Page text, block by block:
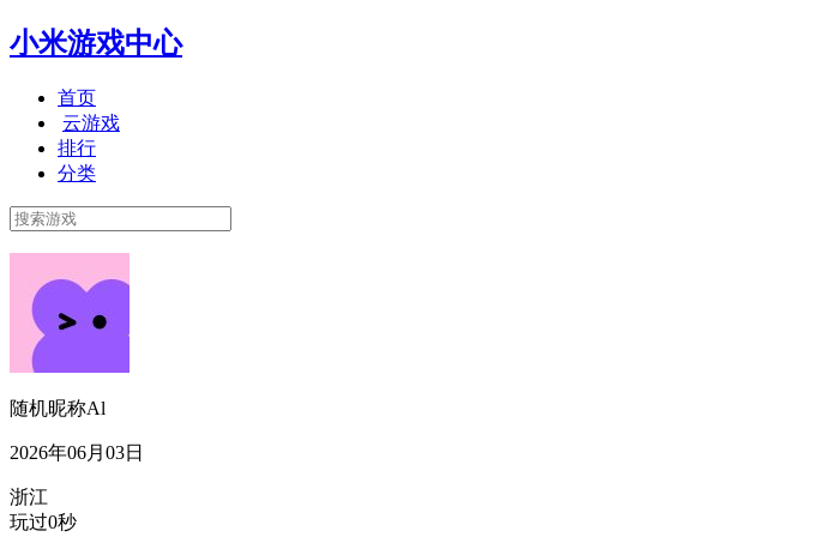
小米游戏中心
首页
云游戏
排行
分类
随机昵称Al
2026年06月03日
浙江
玩过0秒